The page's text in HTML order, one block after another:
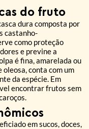
do fruto
dura composta por
castanho-
como proteção
e previne a
é fina, amarelada ou
oleosa, conta com um
da espécie. Em
encontrar frutos sem
em sucos, doces,